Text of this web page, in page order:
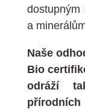
dostupným
a
Naše
Bio
odráží